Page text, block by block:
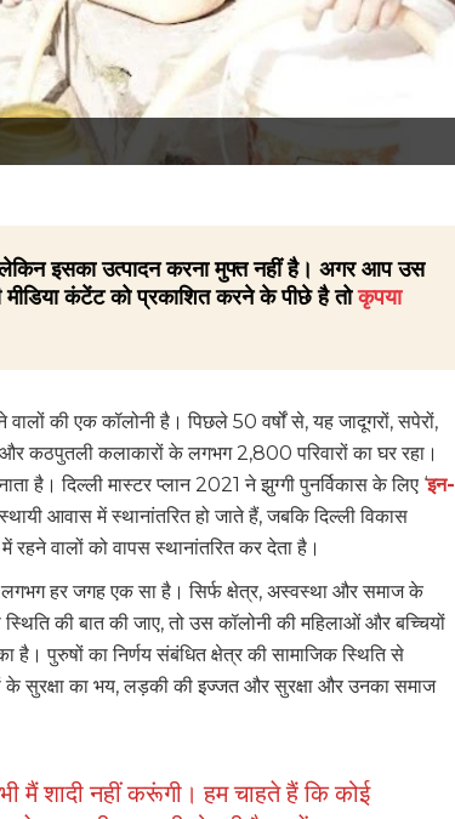
इसका उत्पादन करना मुफ्त नहीं है। अगर आप उस
मीडिया कंटेंट को प्रकाशित करने के पीछे है तोकृपया
की एक कॉलोनी है। पिछले 50 वर्षों से, यह जादूगरों, सपेरों,
और कठपुतली कलाकारों के लगभग 2,800 परिवारों का घर रहा।
है। दिल्ली मास्टर प्लान 2021 ने झुग्गी पुनर्विकास के लिए ‘इन-
आवास में स्थानांतरित हो जाते हैं, जबकि दिल्ली विकास
रहने वालों को वापस स्थानांतरित कर देता है।
लगभग हर जगह एक सा है। सिर्फ क्षेत्र, अस्वस्था और समाज के
की बात की जाए, तो उस कॉलोनी की महिलाओं और बच्चियों
है। पुरुषों का निर्णय संबंधित क्षेत्र की सामाजिक स्थिति से
सुरक्षा का भय, लड़की की इज्जत और सुरक्षा और उनका समाज
मैं शादी नहीं करूंगी। हम चाहते हैं कि कोई